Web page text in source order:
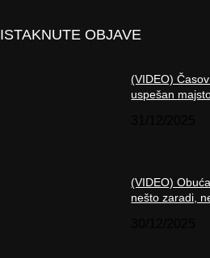
ISTAKNUTE OBJAVE
(VIDEO)
uspešan
(VIDEO)
nešto zaradi,